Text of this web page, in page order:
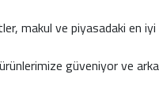
makul ve piyasadaki en
güveniyor ve